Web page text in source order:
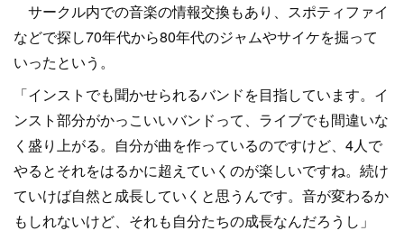
サークル内での音楽の情報交換もあり、スポティファイ
などで探し70年代から80年代のジャムやサイケを掘って
いったという。
「インストでも聞かせられるバンドを目指しています。イ
ンスト部分がかっこいいバンドって、ライブでも間違いな
く盛り上がる。自分が曲を作っているのですけど、4人で
やるとそれをはるかに超えていくのが楽しいですね。続け
ていけば自然と成長していくと思うんです。音が変わるか
もしれないけど、それも自分たちの成長なんだろうし」